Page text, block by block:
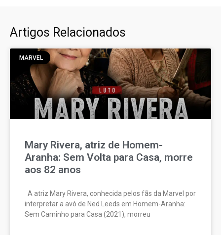
Artigos Relacionados
MARVEL
Mary Rivera, atriz de Homem-
Aranha: Sem Volta para Casa, morre
aos 82 anos
A atriz Mary Rivera, conhecida pelos fãs da Marvel por
interpretar a avó de Ned Leeds em Homem-Aranha:
Sem Caminho para Casa (2021), morreu